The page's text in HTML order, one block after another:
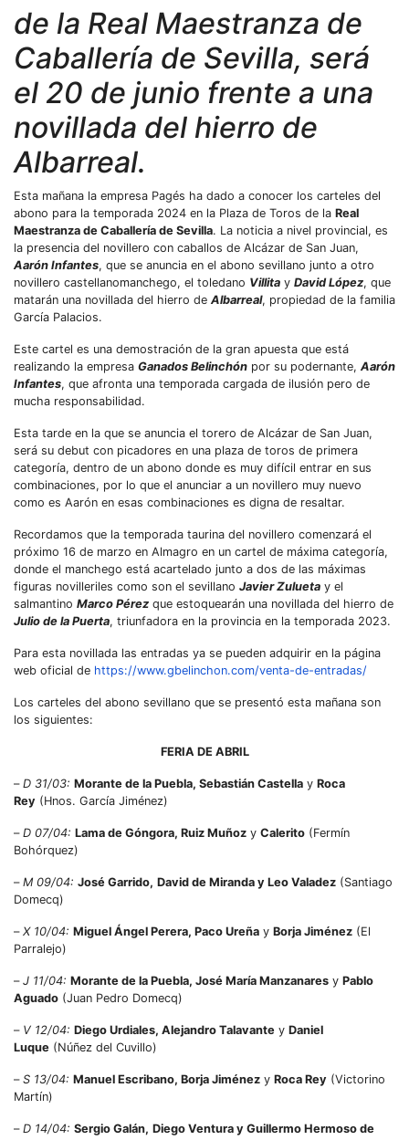
de la Real Maestranza de
Caballería de Sevilla, será
el 20 de junio frente a una
novillada del hierro de
Albarreal.
Esta mañana la empresa Pagés ha dado a conocer los carteles del
abono para la temporada 2024 en la Plaza de Toros de la Real
Maestranza de Caballería de Sevilla. La noticia a nivel provincial, es
la presencia del novillero con caballos de Alcázar de San Juan,
Aarón Infantes, que se anuncia en el abono sevillano junto a otro
novillero castellanomanchego, el toledano Villita y David López, que
matarán una novillada del hierro de Albarreal, propiedad de la familia
García Palacios.
Este cartel es una demostración de la gran apuesta que está
realizando la empresa Ganados Belinchón por su podernante, Aarón
Infantes, que afronta una temporada cargada de ilusión pero de
mucha responsabilidad.
Esta tarde en la que se anuncia el torero de Alcázar de San Juan,
será su debut con picadores en una plaza de toros de primera
categoría, dentro de un abono donde es muy difícil entrar en sus
combinaciones, por lo que el anunciar a un novillero muy nuevo
como es Aarón en esas combinaciones es digna de resaltar.
Recordamos que la temporada taurina del novillero comenzará el
próximo 16 de marzo en Almagro en un cartel de máxima categoría,
donde el manchego está acartelado junto a dos de las máximas
figuras novilleriles como son el sevillano Javier Zulueta y el
salmantino Marco Pérez que estoquearán una novillada del hierro de
Julio de la Puerta, triunfadora en la provincia en la temporada 2023.
Para esta novillada las entradas ya se pueden adquirir en la página
web oficial de https://www.gbelinchon.com/venta-de-entradas/
Los carteles del abono sevillano que se presentó esta mañana son
los siguientes:
FERIA DE ABRIL
– D 31/03: Morante de la Puebla, Sebastián Castella y Roca
Rey (Hnos. García Jiménez)
– D 07/04: Lama de Góngora, Ruiz Muñoz y Calerito (Fermín
Bohórquez)
– M 09/04: José Garrido, David de Miranda y Leo Valadez (Santiago
Domecq)
– X 10/04: Miguel Ángel Perera, Paco Ureña y Borja Jiménez (El
Parralejo)
– J 11/04: Morante de la Puebla, José María Manzanares y Pablo
Aguado (Juan Pedro Domecq)
– V 12/04: Diego Urdiales, Alejandro Talavante y Daniel
Luque (Núñez del Cuvillo)
– S 13/04: Manuel Escribano, Borja Jiménez y Roca Rey (Victorino
Martín)
– D 14/04: Sergio Galán, Diego Ventura y Guillermo Hermoso de